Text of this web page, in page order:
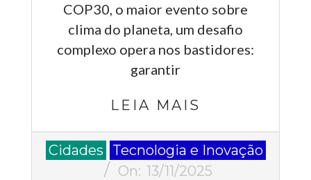
COP30, o maior evento sobre
clima do planeta, um desafio
complexo opera nos bastidores:
garantir
LEIA MAIS
2025-
11-
Cidades
Tecnologia e Inovação
On: 13/11/2025